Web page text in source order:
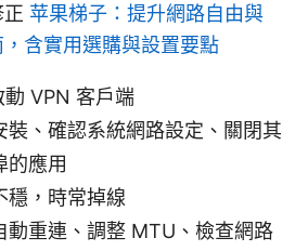
苹果梯子：提升網路自由與
含實用選購與設置要點
動 VPN 客戶端
裝、確認系統網路設定、關閉其
的應用
穩，時常掉線
動重連、調整 MTU、檢查網路